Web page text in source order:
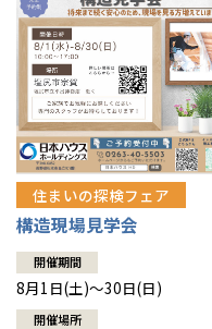
住まいの探検フェア
構造現場見学会
開催期間
8月1日(土)～30日(日)
開催場所